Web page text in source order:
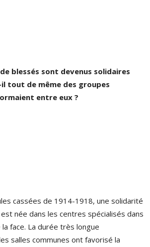
blessés sont devenus solidaires
il tout de même des groupes
entre eux ?
cassées de 1914-1918, une solidarité
née dans les centres spécialisés dans
face. La durée très longue
salles communes ont favorisé la